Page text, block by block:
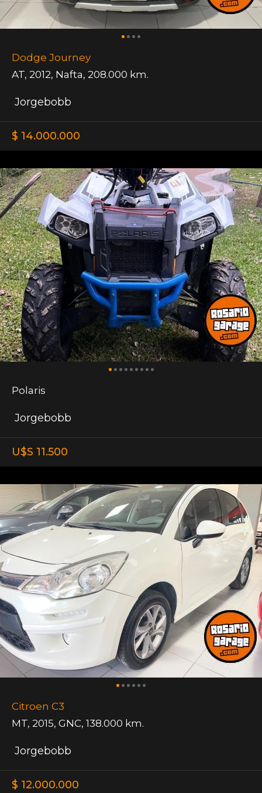
Dodge Journey
AT, 2012, Nafta, 208.000 km.
Jorgebobb
$ 14.000.000
Polaris
Jorgebobb
U$S 11.500
Citroen C3
MT, 2015, GNC, 138.000 km.
Jorgebobb
$ 12.000.000